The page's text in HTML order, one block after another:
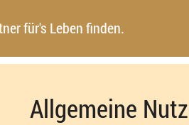
für's Leben finden.
Allgemeine